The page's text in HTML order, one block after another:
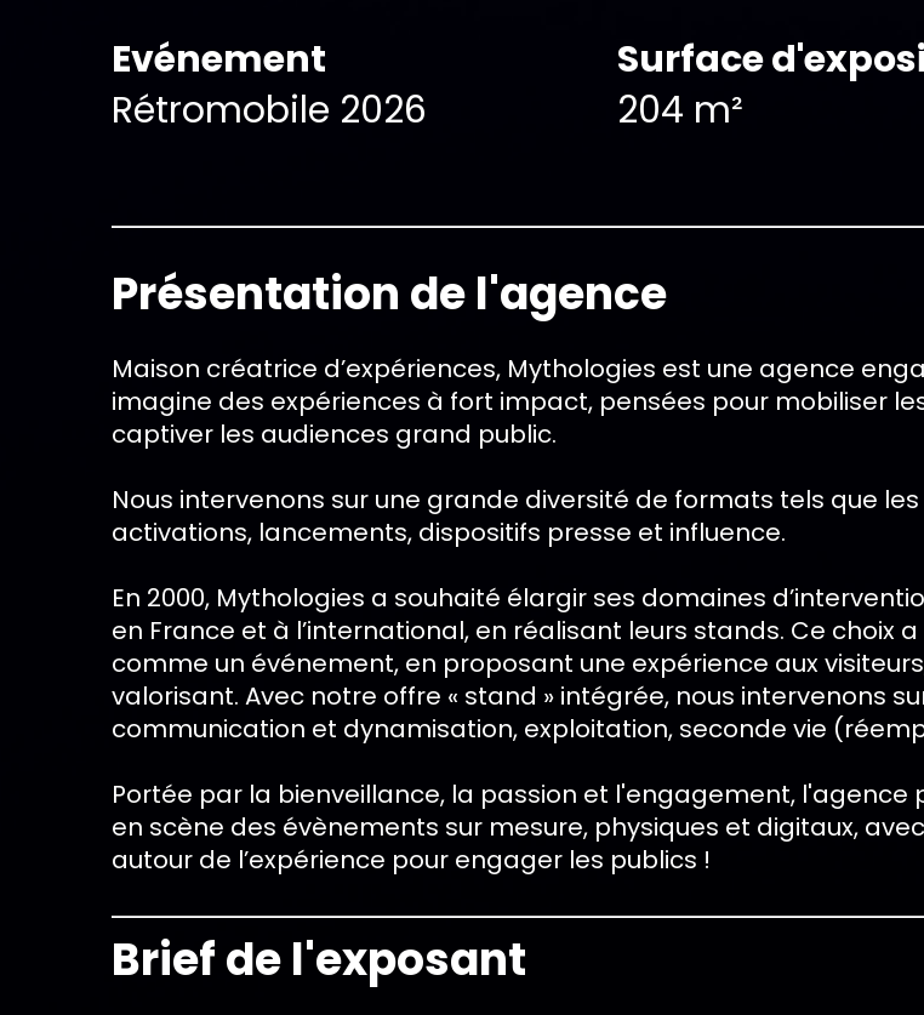
Evénement
Rétromobile 2026
Surface
204 m²
Présentation de l'agence
Maison créatrice d’expériences, Mythologies est une agence
imagine des expériences à fort impact, pensées pour mobiliser
captiver les audiences grand public.
Nous intervenons sur une grande diversité de formats tels que
activations, lancements, dispositifs presse et influence.
En 2000, Mythologies a souhaité élargir ses domaines
en France et à l’international, en réalisant leurs stands. Ce choix
comme un événement, en proposant une expérience aux
valorisant. Avec notre offre « stand » intégrée, nous intervenons
communication et dynamisation, exploitation, seconde vie
Portée par la bienveillance, la passion et l'engagement,
en scène des évènements sur mesure, physiques et digitaux,
autour de l’expérience pour engager les publics !
Brief de l'exposant